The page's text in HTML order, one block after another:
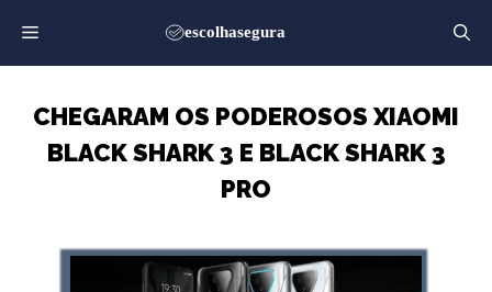
para
o
CHEGARAM OS PODEROSOS XIAOMI
BLACK SHARK 3 E BLACK SHARK 3
PRO